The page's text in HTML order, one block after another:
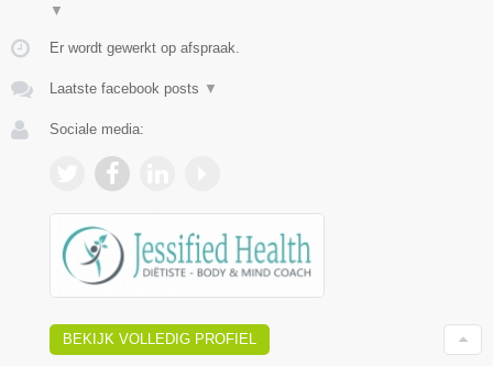
▼
Er wordt gewerkt op afspraak.
Laatste facebook posts ▼
Sociale media:
BEKIJK VOLLEDIG PROFIEL